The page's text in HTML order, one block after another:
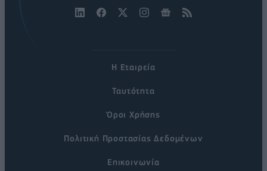
Η Εταιρεία
Ταυτότητα
Όροι Χρήσης
Πολιτική Προστασίας Δεδομένων
Επικοινωνία